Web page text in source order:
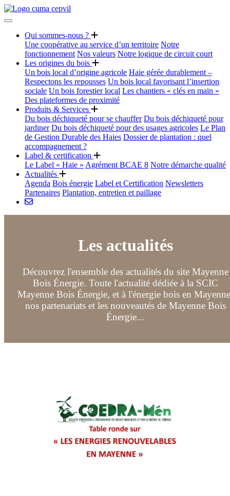
Qui sommes-nous ?
Une coopérative au service d’un territoire Notre
fonctionnement Nos valeurs Notre logique de circuit court
Les origines du bois
Un bois local d’origine agricole Haie gérée durablement –
Respectons les repousses Un bois local favorisant l’insertion
sociale Un bois forestier local Les chantiers « clés en main »
Des plateformes de proximité
Produits & Services
Du bois déchiqueté pour se chauffer Du bois déchiqueté pour
jardiner Du bois déchiqueté pour des usages agricoles Le Plan
de Gestion Durable des Haies Dossier de plantation : quel
accompagnement ?
Label & certification
Le Label « Haie » Agrément BCAE 8 Notre démarche qualité
Actualités
Agenda Bois énergie Label et Certification Newsletters
Partenaires Plantation, entretien et paillage
Les actualités
Découvrez l'ensemble des actualités du site Mayenne
Bois Énergie. Toute l'actualité dédiée à la SCIC
Mayenne Bois Énergie, et à l'énergie bois en
nos partenariats et les nouveautés de Mayenne Bois
Énergie...